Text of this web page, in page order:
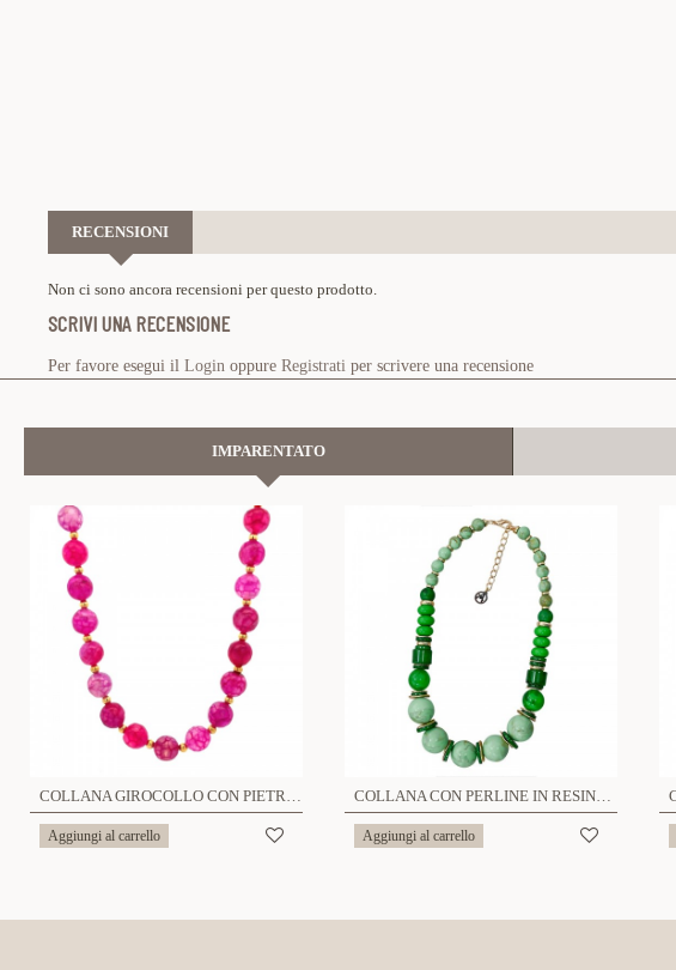
RECENSIONI
Non ci sono ancora recensioni per questo prodotto.
SCRIVI UNA RECENSIONE
Per favore esegui il Login oppure Registrati per scrivere una recensione
IMPARENTATO
COLLANA GIROCOLLO CON PIETRE NATURALI - FJ23104F195
Aggiungi al carrello
COLLANA CON PERLINE IN RESINA - FT24136A851
Aggiungi al carrello